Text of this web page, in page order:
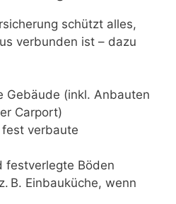
schützt alles,
verbunden ist – dazu
Gebäude (inkl. Anbauten
Carport)
verbaute
festverlegte Böden
B. Einbauküche, wenn